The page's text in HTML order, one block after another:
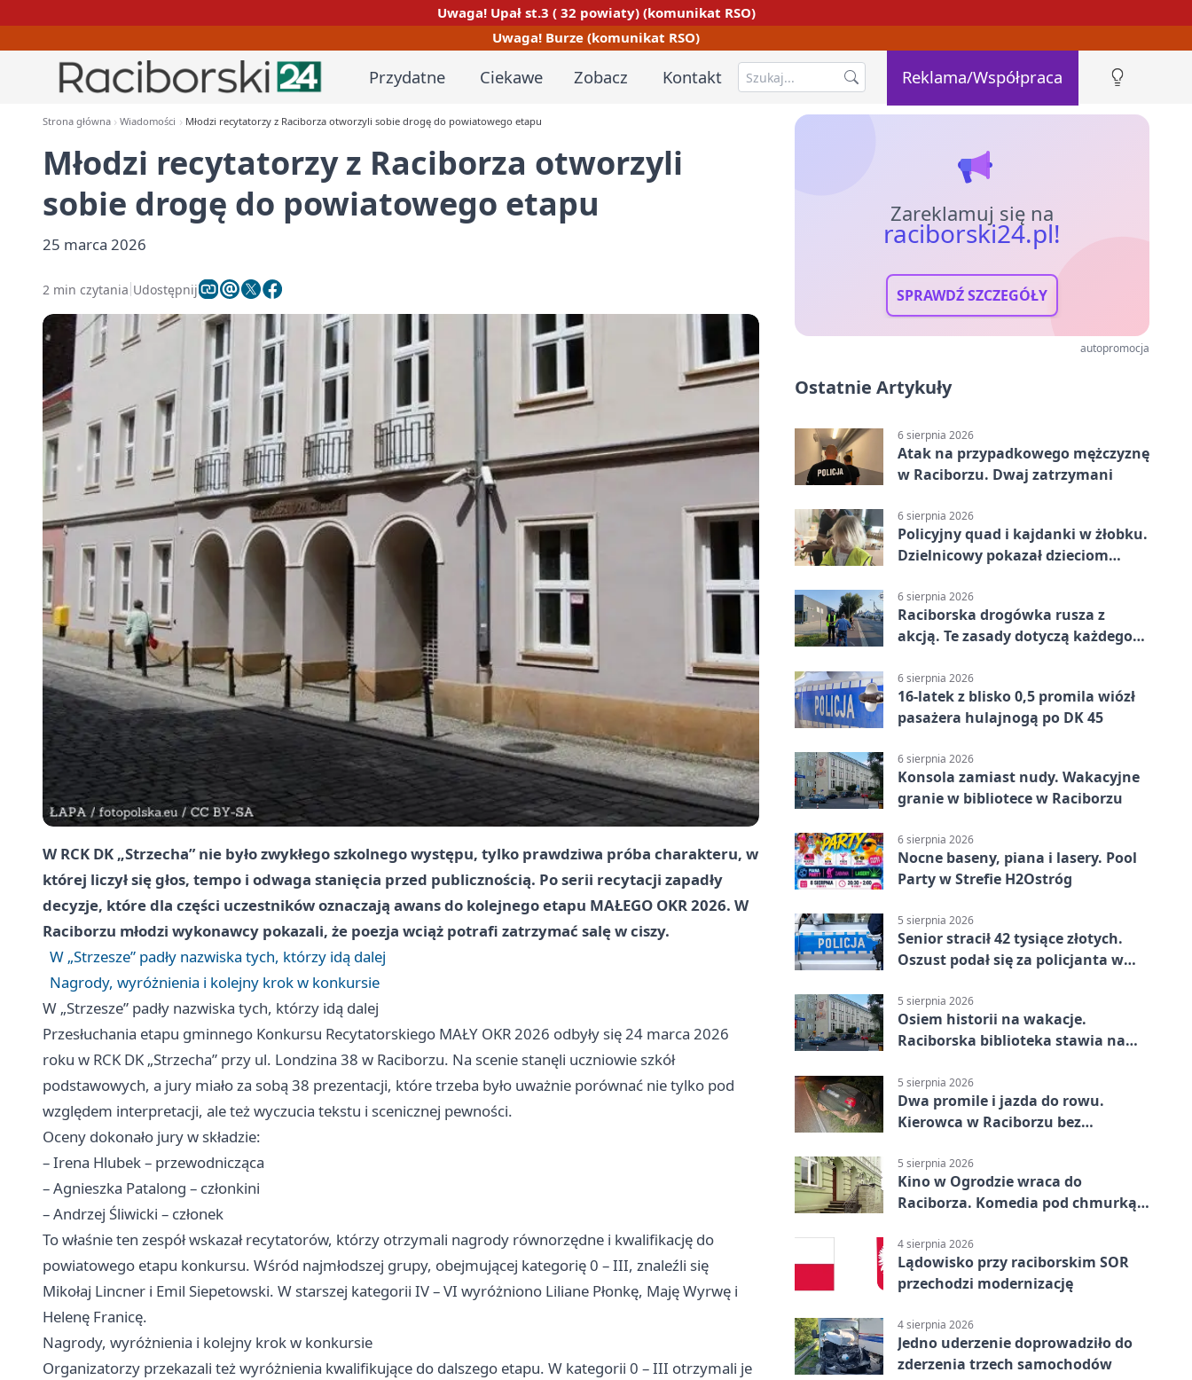
Uwaga! Upał st.3 ( 32 powiaty) (komunikat RSO)
Uwaga! Burze (komunikat RSO)
Przydatne Ciekawe Zobacz Kontakt Reklama/Współpraca
Strona główna Wiadomości Młodzi recytatorzy z Raciborza otworzyli sobie drogę do powiatowego etapu
Młodzi recytatorzy z Raciborza otworzyli
sobie drogę do powiatowego etapu
25 marca 2026
2 min czytania Udostępnij
W RCK DK „Strzecha” nie było zwykłego szkolnego występu, tylko prawdziwa próba charakteru, w
której liczył się głos, tempo i odwaga stanięcia przed publicznością. Po serii recytacji zapadły
decyzje, które dla części uczestników oznaczają awans do kolejnego etapu MAŁEGO OKR 2026. W
Raciborzu młodzi wykonawcy pokazali, że poezja wciąż potrafi zatrzymać salę w ciszy.
W „Strzesze” padły nazwiska tych, którzy idą dalej
Nagrody, wyróżnienia i kolejny krok w konkursie
W „Strzesze” padły nazwiska tych, którzy idą dalej
Przesłuchania etapu gminnego Konkursu Recytatorskiego MAŁY OKR 2026 odbyły się 24 marca 2026
roku w RCK DK „Strzecha” przy ul. Londzina 38 w Raciborzu. Na scenie stanęli uczniowie szkół
podstawowych, a jury miało za sobą 38 prezentacji, które trzeba było uważnie porównać nie tylko pod
względem interpretacji, ale też wyczucia tekstu i scenicznej pewności.
Oceny dokonało jury w składzie:
– Irena Hlubek – przewodnicząca
– Agnieszka Patalong – członkini
– Andrzej Śliwicki – członek
To właśnie ten zespół wskazał recytatorów, którzy otrzymali nagrody równorzędne i kwalifikację do
powiatowego etapu konkursu. Wśród najmłodszej grupy, obejmującej kategorię 0 – III, znaleźli się
Mikołaj Lincner i Emil Siepetowski. W starszej kategorii IV – VI wyróżniono Liliane Płonkę, Maję Wyrwę i
Helenę Franicę.
Nagrody, wyróżnienia i kolejny krok w konkursie
Organizatorzy przekazali też wyróżnienia kwalifikujące do dalszego etapu. W kategorii 0 – III otrzymali je
Zareklamuj się na
raciborski24.pl!
SPRAWDŹ SZCZEGÓŁY
autopromocja
Ostatnie Artykuły
6 sierpnia 2026
Atak na przypadkowego mężczyznę
w Raciborzu. Dwaj zatrzymani
6 sierpnia 2026
Policyjny quad i kajdanki w żłobku.
Dzielnicowy pokazał dzieciom
6 sierpnia 2026
Raciborska drogówka rusza z
akcją. Te zasady dotyczą każdego
6 sierpnia 2026
16-latek z blisko 0,5 promila wiózł
pasażera hulajnogą po DK 45
6 sierpnia 2026
Konsola zamiast nudy. Wakacyjne
granie w bibliotece w Raciborzu
6 sierpnia 2026
Nocne baseny, piana i lasery. Pool
Party w Strefie H2Ostróg
5 sierpnia 2026
Senior stracił 42 tysiące złotych.
Oszust podał się za policjanta w
5 sierpnia 2026
Osiem historii na wakacje.
Raciborska biblioteka stawia na
5 sierpnia 2026
Dwa promile i jazda do rowu.
Kierowca w Raciborzu bez
5 sierpnia 2026
Kino w Ogrodzie wraca do
Raciborza. Komedia pod chmurką
4 sierpnia 2026
Lądowisko przy raciborskim SOR
przechodzi modernizację
4 sierpnia 2026
Jedno uderzenie doprowadziło do
zderzenia trzech samochodów